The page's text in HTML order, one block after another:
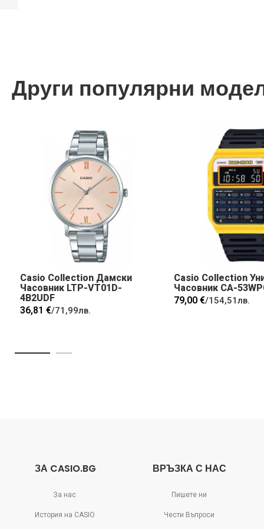
Други популярни
Casio Collection Дамски
Часовник LTP-VT01D-
4B2UDF
36,81 €/71,99лв.
Casio Collection
Часовник CA-
79,00 €/154,51лв.
ЗА CASIO.BG
За нас
История на CASIO
ВРЪЗКА С НАС
Пишете ни
Чести Въпроси